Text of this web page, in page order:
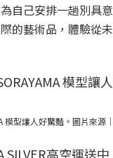
自己安排一趟別具
的藝術品，體驗從
模型讓人好驚豔。圖片來源